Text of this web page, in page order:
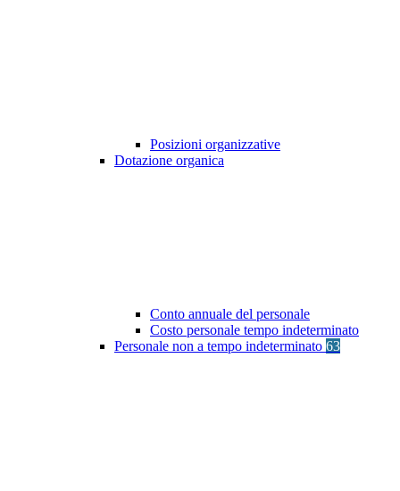
Posizioni organizzative
Dotazione organica
Conto annuale del personale
Costo personale tempo indeterminato
Personale non a tempo indeterminato 63